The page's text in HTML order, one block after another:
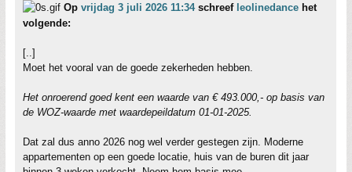
Op vrijdag 3 juli 2026 11:34schreef leolinedance het
volgende:
[..]
Moet het vooral van de goede zekerheden hebben.
Het onroerend goed kent een waarde van € 493.000,- op basis van
de WOZ-waarde met waardepeildatum 01-01-2025.
Dat zal dus anno 2026 nog wel verder gestegen zijn. Moderne
appartementen op een goede locatie, huis van de buren dit jaar